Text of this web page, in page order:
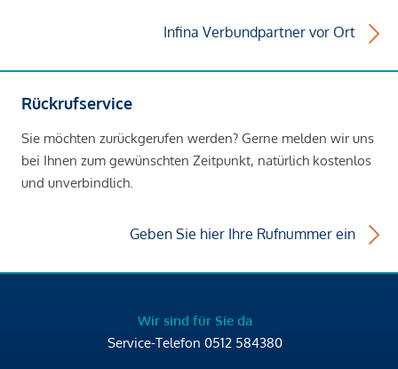
Infina Verbundpartner vor Ort
Rückrufservice
Sie möchten zurückgerufen werden? Gerne melden wir uns
bei Ihnen zum gewünschten Zeitpunkt, natürlich kostenlos
und unverbindlich.
Geben Sie hier Ihre Rufnummer ein
Wir sind für Sie da
Service-Telefon 0512 584380